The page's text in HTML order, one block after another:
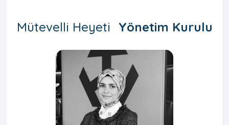
Mütevelli Heyeti Yönetim Kurulu